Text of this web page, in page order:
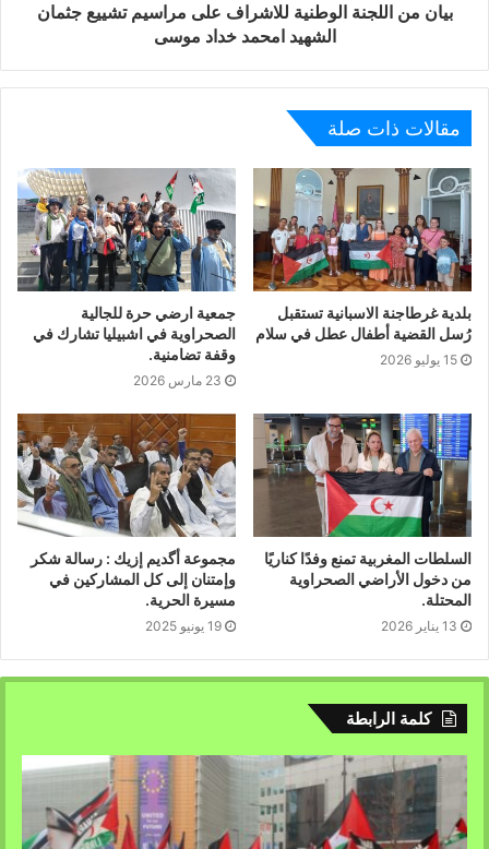
و لنا و لشعبنا المكافح، و نسأل الله عز وجل أن يتقبل أمحمد
خداد مع الشهداء و النبيين و الصدقين و حسن اولئك رفيقا، و إنا
لله و إنا إليه راجعون.
كفاح، صمود وتضحية لاستكمال سيادة الدولة الصحراوية.
بيان من اللجنة الوطنية للاشراف على مراسيم تشييع جثمان
الشهيد امحمد خداد موسى
مقالات ذات صلة
بلدية غرطاجنة الاسبانية تستقبل
رُسل القضية أطفال عطل في سلام
15 يوليو 2026
جمعية ارضي حرة للجالية
الصحراوية في اشبيليا تشارك في
وقفة تضامنية.
23 مارس 2026
السلطات المغربية تمنع وفدًا كناريًا
من دخول الأراضي الصحراوية
المحتلة.
13 يناير 2026
مجموعة أگديم إزيك : رسالة شكر
وإمتنان إلى كل المشاركين في
مسيرة الحرية.
19 يونيو 2025
كلمة الرابطة